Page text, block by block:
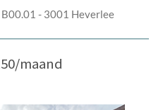
- 3001 Heverlee
maand